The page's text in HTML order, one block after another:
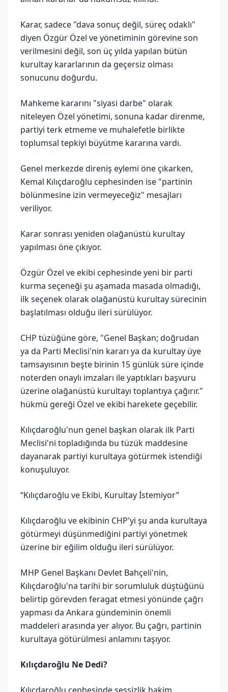
Karar, sadece "dava sonuç değil, süreç odaklı"
diyen Özgür Özel ve yönetiminin görevine son
verilmesini değil, son üç yılda yapılan bütün
kurultay kararlarının da geçersiz olması
sonucunu doğurdu.
Mahkeme kararını "siyasi darbe" olarak
niteleyen Özel yönetimi, sonuna kadar direnme,
partiyi terk etmeme ve muhalefetle birlikte
toplumsal tepkiyi büyütme kararına vardı.
Genel merkezde direniş eylemi öne çıkarken,
Kemal Kılıçdaroğlu cephesinden ise "partinin
bölünmesine izin vermeyeceğiz" mesajları
veriliyor.
Karar sonrası yeniden olağanüstü kurultay
yapılması öne çıkıyor.
Özgür Özel ve ekibi cephesinde yeni bir parti
kurma seçeneği şu aşamada masada olmadığı,
ilk seçenek olarak olağanüstü kurultay sürecinin
başlatılması olduğu ileri sürülüyor.
CHP tüzüğüne göre, "Genel Başkan; doğrudan
ya da Parti Meclisi'nin kararı ya da kurultay üye
tamsayısının beşte birinin 15 günlük süre içinde
noterden onaylı imzaları ile yaptıkları başvuru
üzerine olağanüstü kurultayı toplantıya çağırır."
hükmü gereği Özel ve ekibi harekete geçebilir.
Kılıçdaroğlu'nun genel başkan olarak ilk Parti
Meclisi'ni topladığında bu tüzük maddesine
dayanarak partiyi kurultaya götürmek istendiği
konuşuluyor.
“Kılıçdaroğlu ve Ekibi, Kurultay İstemiyor”
Kılıçdaroğlu ve ekibinin CHP'yi şu anda kurultaya
götürmeyi düşünmediğini partiyi yönetmek
üzerine bir eğilim olduğu ileri sürülüyor.
MHP Genel Başkanı Devlet Bahçeli'nin,
Kılıçdaroğlu'na tarihi bir sorumluluk düştüğünü
belirtip görevden feragat etmesi yönünde çağrı
yapması da Ankara gündeminin önemli
maddeleri arasında yer alıyor. Bu çağrı, partinin
kurultaya götürülmesi anlamını taşıyor.
Kılıçdaroğlu Ne Dedi?